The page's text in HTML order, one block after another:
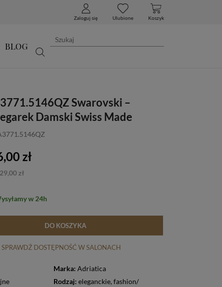
Zaloguj się Ulubione Koszyk
BLOG
Swarovski –
Damski Swiss Made
zł
zł
w 24h
DO KOSZYKA
SPRAWDŹ DOSTĘPNOŚĆ W SALONACH
Marka: Adriatica
Rodzaj:eleganckie, fashion/